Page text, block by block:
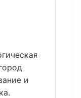
и